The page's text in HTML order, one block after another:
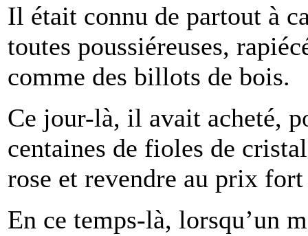
Il était connu de partout à
toutes poussiéreuses,
comme des billots de bois.
Ce jour-là, il avait acheté,
centaines de fioles de
rose et revendre au prix
En ce temps-là, lorsqu’un